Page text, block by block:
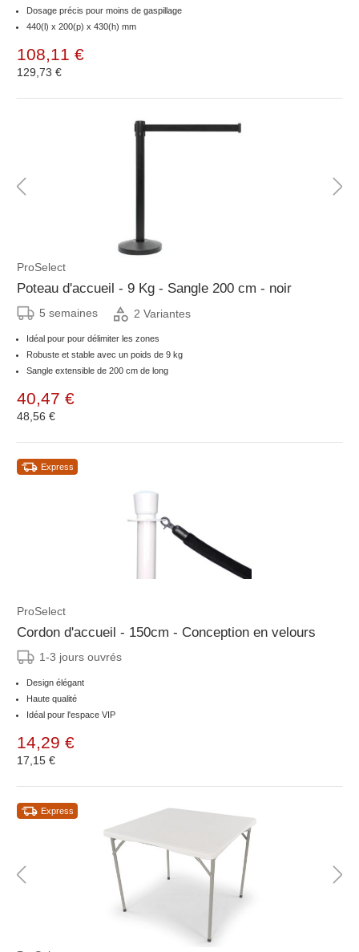
Dosage précis pour moins de gaspillage
440(l) x 200(p) x 430(h) mm
108,11 €
129,73 €
ProSelect
Poteau d'accueil - 9 Kg - Sangle 200 cm - noir
5 semaines 2 Variantes
Idéal pour pour délimiter les zones
Robuste et stable avec un poids de 9 kg
Sangle extensible de 200 cm de long
40,47 €
48,56 €
Express
ProSelect
Cordon d'accueil - 150cm - Conception en velours
1-3 jours ouvrés
Design élégant
Haute qualité
Idéal pour l'espace VIP
14,29 €
17,15 €
Express